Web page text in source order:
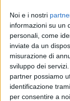
Noi e i nostri
informazioni su un
personali, come
inviate da un
misurazione di
sviluppo dei servizi.
partner possiamo
identificazione
per consentire a
IN LUOGHI STORICI
Biagio
concerti
“Funziona solo
accompagna la
con una
calendario